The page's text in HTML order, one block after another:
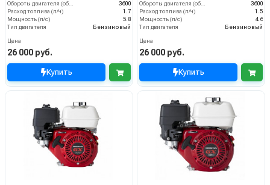
Обороты двигателя (об/мин)
3600
Расход топлива (л/ч)
1.7
Мощность (л/с)
5.8
Тип двигателя
Бензиновый
Цена
26 000 руб.
Купить
Обороты двигателя (об/мин)
3600
Расход топлива (л/ч)
1.5
Мощность (л/с)
4.6
Тип двигателя
Бензиновый
Цена
26 000 руб.
Купить